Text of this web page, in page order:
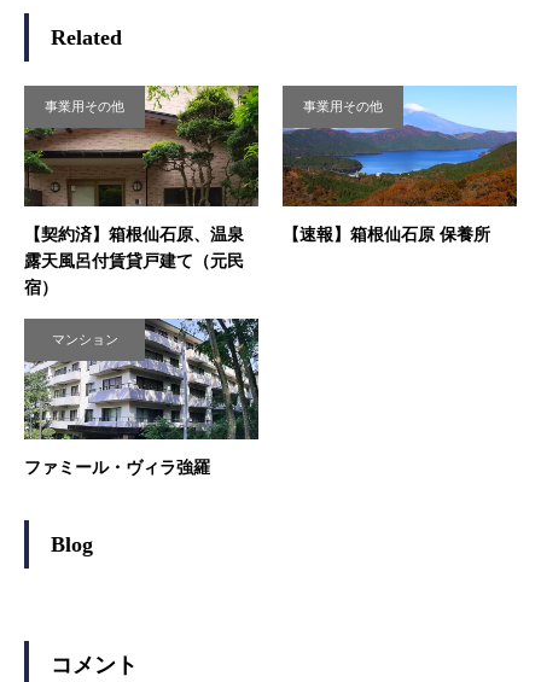
Related
事業用その他
【契約済】箱根仙石原、温泉
露天風呂付賃貸戸建て（元民
宿）
事業用その他
【速報】箱根仙石原 保養所
マンション
ファミール・ヴィラ強羅
Blog
コメント